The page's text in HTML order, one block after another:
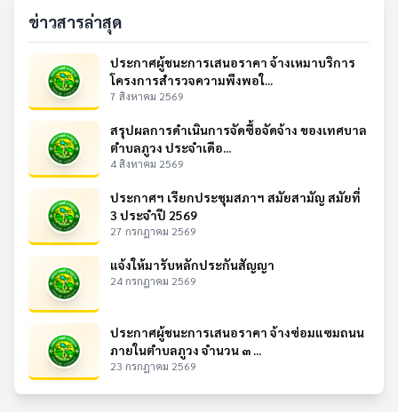
ข่าวสารล่าสุด
ประกาศผู้ชนะการเสนอราคา จ้างเหมาบริการ
โครงการสำรวจความพึงพอใ...
7 สิงหาคม 2569
สรุปผลการดำเนินการจัดซื้อจัดจ้าง ของเทศบาล
ตำบลภูวง ประจำเดือ...
4 สิงหาคม 2569
ประกาศฯ เรียกประชุมสภาฯ สมัยสามัญ สมัยที่
3 ประจำปี 2569
27 กรกฎาคม 2569
แจ้งให้มารับหลักประกันสัญญา
24 กรกฎาคม 2569
ประกาศผู้ชนะการเสนอราคา จ้างซ่อมแซมถนน
ภายในตำบลภูวง จำนวน ๓ ...
23 กรกฎาคม 2569